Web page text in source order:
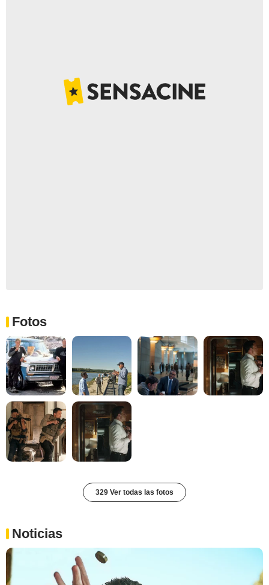
Fotos
329 Ver todas las fotos
Noticias